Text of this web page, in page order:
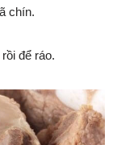
chín.
để ráo.